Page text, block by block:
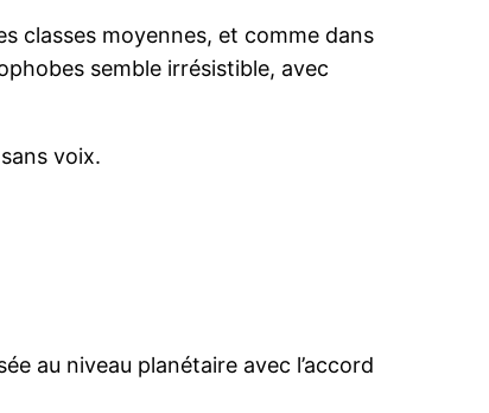
classes moyennes, et comme dans
semble irrésistible, avec
voix.
au niveau planétaire avec l’accord